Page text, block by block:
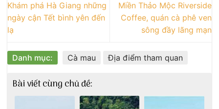
Khám phá Hà Giang những
ngày cận Tết bình yên đến
lạ
Miền Thảo Mộc Riverside
Coffee, quán cà phê ven
sông đầy lãng mạn
Danh mục: Cà mau Địa điểm tham quan
Bài viết cùng chủ đề: